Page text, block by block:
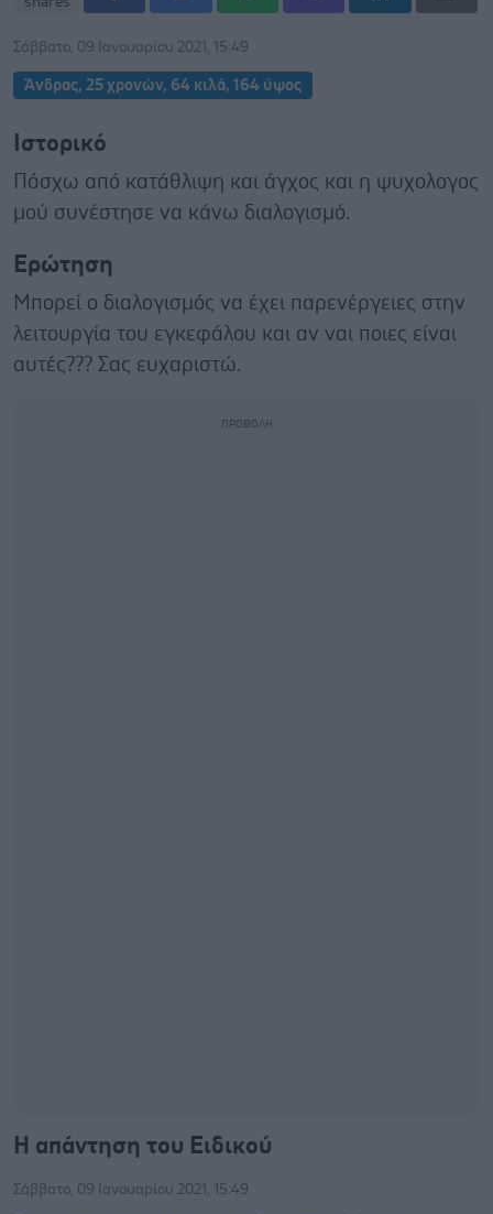
Σάββατο, 09 Ιανουαρίου 2021, 15:49
Άνδρας, 25 χρονών, 64 κιλά, 164 ύψος
Ιστορικό
Πάσχω από κατάθλιψη και άγχος και η ψυχολογος
μού συνέστησε να κάνω διαλογισμό.
Ερώτηση
Μπορεί ο διαλογισμός να έχει παρενέργειες στην
λειτουργία του εγκεφάλου και αν ναι ποιες είναι
αυτές??? Σας ευχαριστώ.
Η απάντηση του Ειδικού
Σάββατο, 09 Ιανουαρίου 2021, 15:49